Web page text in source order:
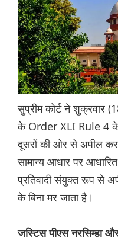
सुप्रीम कोर्ट ने शुक्रवार
के Order XLI Rule 4 के
दूसरों की ओर से अपील
सामान्य आधार पर
प्रतिवादी संयुक्त रूप से
के बिना मर जाता है।
जस्टिस पीएस नरसिम्हा